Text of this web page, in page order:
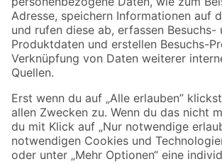
Zahlungsarten Versandarten
Sicher einkaufen
Jetzt die toom-App herunterladen